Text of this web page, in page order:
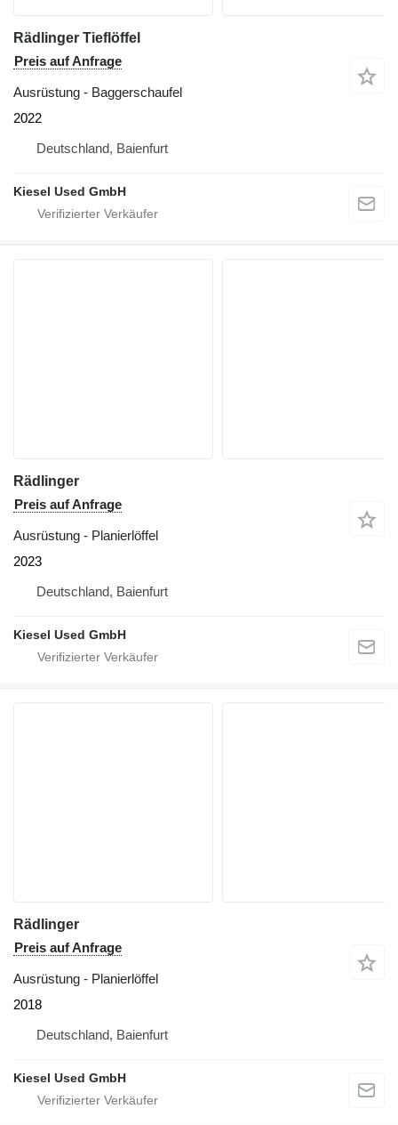
Rädlinger Tieflöffel
Preis auf Anfrage
Ausrüstung - Baggerschaufel
2022
Deutschland, Baienfurt
Kiesel Used GmbH
Rädlinger
Preis auf Anfrage
Ausrüstung - Planierlöffel
2023
Deutschland, Baienfurt
Kiesel Used GmbH
Rädlinger
Preis auf Anfrage
Ausrüstung - Planierlöffel
2018
Deutschland, Baienfurt
Kiesel Used GmbH